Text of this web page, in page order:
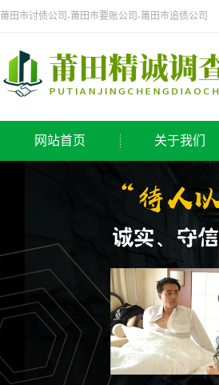
莆田市讨债公司-莆田市要账公司-莆田市追债公司
网站首页 关于我们
公司简介
莆田调查公司